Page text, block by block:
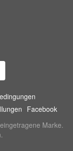
Facebook
Marke.